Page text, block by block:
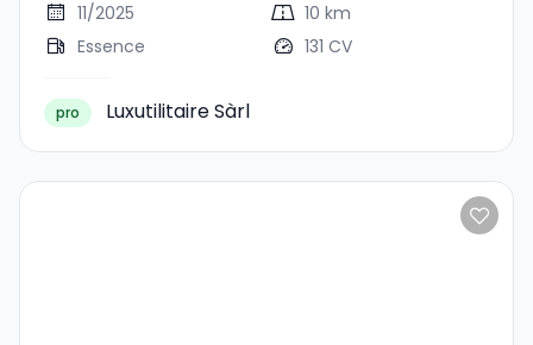
11/2025
10 km
Essence
131 CV
pro Luxutilitaire Sàrl